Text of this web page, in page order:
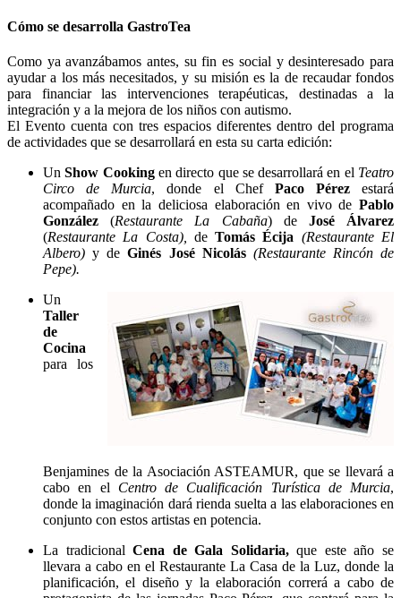
Cómo se desarrolla GastroTea
Como ya avanzábamos antes, su fin es social y desinteresado para
ayudar a los más necesitados, y su misión es la de recaudar fondos
para financiar las intervenciones terapéuticas, destinadas a la
integración y a la mejora de los niños con autismo.
El Evento cuenta con tres espacios diferentes dentro del programa
de actividades que se desarrollará en esta su carta edición:
UnShow Cookingen directo que se desarrollará en el Teatro
Circo de Murcia, donde el Chef Paco Pérezestará
acompañado en la deliciosa elaboración en vivo de Pablo
González (Restaurante La Cabaña) de José Álvarez
(Restaurante La Costa), deTomás Écija (Restaurante El
Albero)y deGinés José Nicolás (Restaurante Rincón de
Pepe).
Un
Taller
de
Cocina
para los
Benjamines de la Asociación ASTEAMUR, que se llevará a
cabo en el Centro de Cualificación Turística de Murcia,
donde la imaginación dará rienda suelta a las elaboraciones en
conjunto con estos artistas en potencia.
La tradicionalCena de Gala Solidaria,que este año se
llevara a cabo en el Restaurante La Casa de la Luz, donde la
planificación, el diseño y la elaboración correrá a cabo de